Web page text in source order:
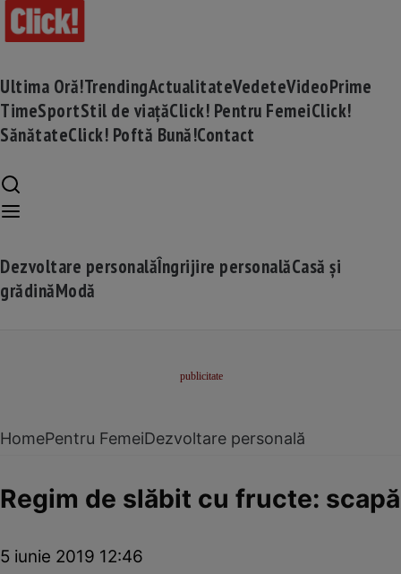
Ultima Oră!TrendingActualitateVedeteVideoPrime
TimeSportStil de viațăClick! Pentru FemeiClick!
SănătateClick! Poftă Bună!Contact
Dezvoltare personalăÎngrijire personalăCasă și
grădinăModă
HomePentru FemeiDezvoltare personală
Regim de slăbit cu fructe:
5 iunie 2019 12:46